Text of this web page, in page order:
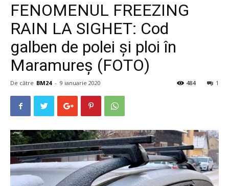
FENOMENUL FREEZING
RAIN LA SIGHET: Cod
galben de polei și ploi în
Maramureș (FOTO)
De către BM24 - 9 ianuarie 2020 1
484